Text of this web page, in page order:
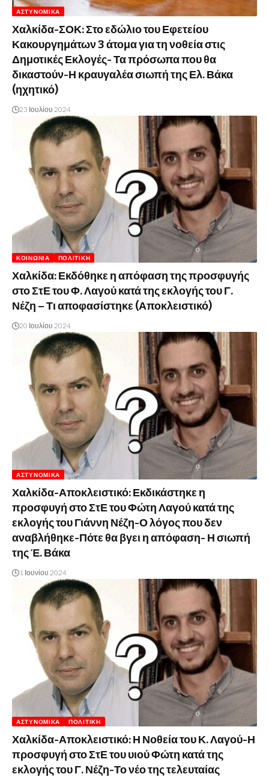
ΑΣΤΥΝΟΜΙΚΆ
Χαλκίδα-ΣΟΚ: Στο εδώλιο του Εφετείου
Κακουργημάτων 3 άτομα για τη νοθεία στις
Δημοτικές Εκλογές- Τα πρόσωπα που θα
δικαστούν-Η κραυγαλέα σιωπή της Ελ. Βάκα
(ηχητικό)
23 Ιουλίου 2024
ΚΟΙΝΩΝΊΑ ΠΟΛΙΤΙΚΉ
Χαλκίδα: Εκδόθηκε η απόφαση της προσφυγής
στο ΣτΕ του Φ. Λαγού κατά της εκλογής του Γ.
Νέζη – Τι αποφασίστηκε (Αποκλειστικό)
20 Ιουλίου 2024
ΑΣΤΥΝΟΜΙΚΆ
Χαλκίδα-Αποκλειστικό: Εκδικάστηκε η
προσφυγή στο ΣτΕ του Φώτη Λαγού κατά της
εκλογής του Γιάννη Νέζη-Ο λόγος που δεν
αναβλήθηκε-Πότε θα βγει η απόφαση- Η σιωπή
της Έ. Βάκα
1 Ιουνίου 2024
ΑΣΤΥΝΟΜΙΚΆ ΠΟΛΙΤΙΚΉ
Χαλκίδα-Αποκλειστικό: Η Νοθεία του Κ. Λαγού-Η
προσφυγή στο ΣτΕ του υιού Φώτη κατά της
εκλογής του Γ. Νέζη-Το νέο της τελευταίας